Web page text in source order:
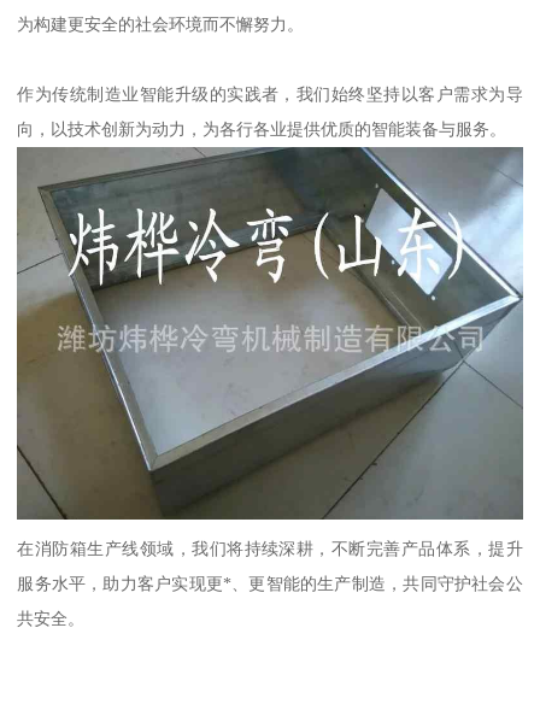
为构建更安全的社会环境而不懈努力。
作为传统制造业智能升级的实践者，我们始终坚持以客户需求为导
向，以技术创新为动力，为各行各业提供优质的智能装备与服务。
在消防箱生产线领域，我们将持续深耕，不断完善产品体系，提升
服务水平，助力客户实现更*、更智能的生产制造，共同守护社会公
共安全。